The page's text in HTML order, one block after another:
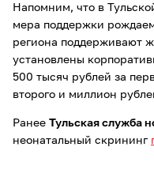
Напомним, что в
мера поддержки
региона поддерживают
установлены
500 тысяч рублей за
второго и миллион
Ранее Тульская служба
неонатальный скрининг